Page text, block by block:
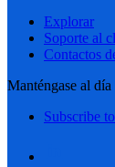
Explorar
Soporte al
Contactos
Manténgase al día
Subscribe